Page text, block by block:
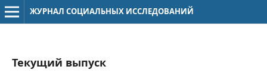
ЖУРНАЛ СОЦИАЛЬНЫХ ИССЛЕДОВАНИЙ
Текущий выпуск